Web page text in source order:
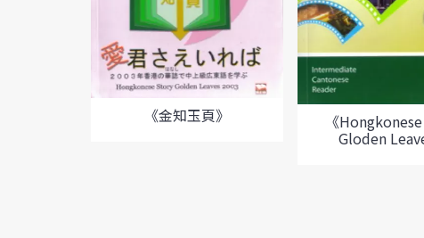
《金知玉頁》 《
Gloden